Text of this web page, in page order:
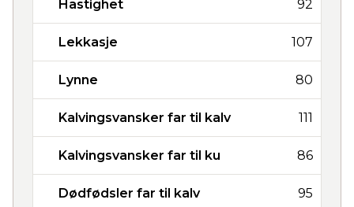
Hastighet 92
Lekkasje 107
Lynne 80
Kalvingsvansker far til kalv 111
Kalvingsvansker far til ku 86
Dødfødsler far til kalv 95